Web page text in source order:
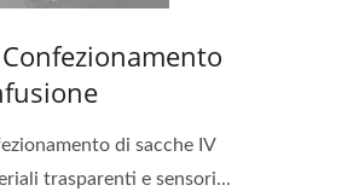
di sacche IV
trasparenti e sensori...